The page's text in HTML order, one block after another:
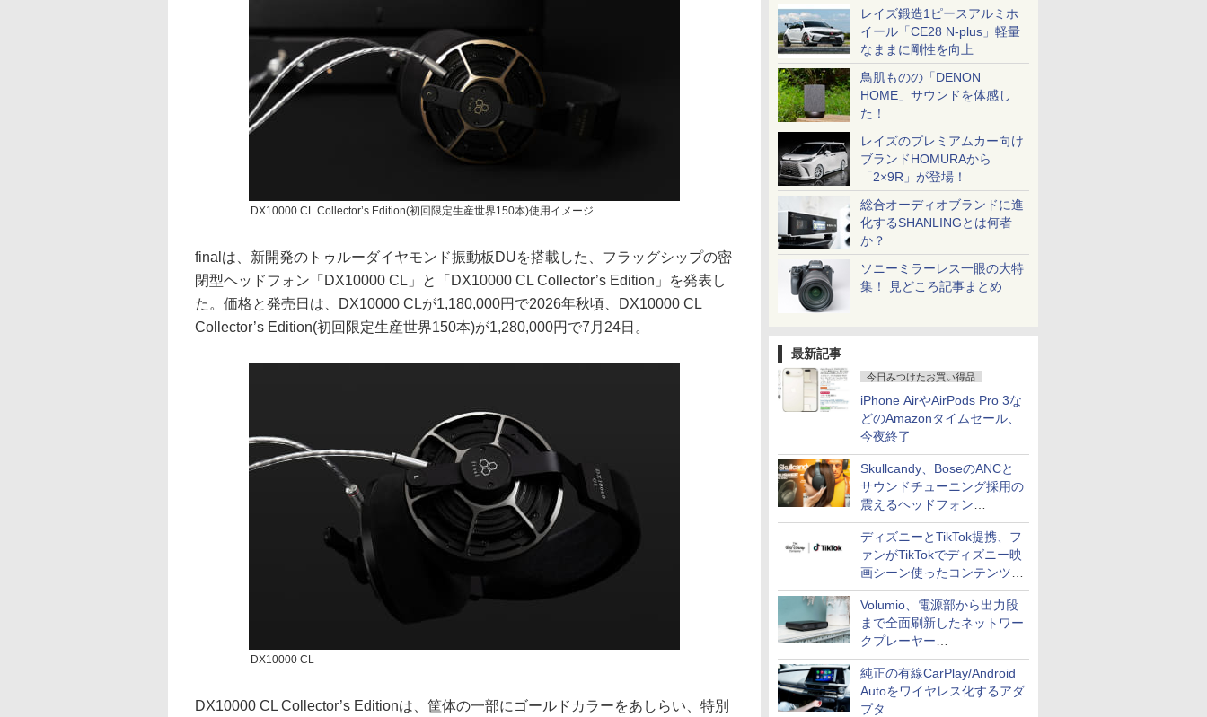
レイズ鍛造1ピースアルミホ
イール「CE28 N-plus」軽量
なままに剛性を向上
鳥肌ものの「DENON
HOME」サウンドを体感し
た！
レイズのプレミアムカー向け
ブランドHOMURAから
「2×9R」が登場！
総合オーディオブランドに進
化するSHANLINGとは何者
か？
ソニーミラーレス一眼の大特
集！ 見どころ記事まとめ
最新記事
今日みつけたお買い得品
iPhone AirやAirPods Pro 3な
どのAmazonタイムセール、
今夜終了
Skullcandy、BoseのANCと
サウンドチューニング採用の
震えるヘッドフォン
「Crusher 1080 ANC」
ディズニーとTikTok提携、フ
ァンがTikTokでディズニー映
画シーン使ったコンテンツ制
作、Disney+にも配信
Volumio、電源部から出力段
まで全面刷新したネットワー
クプレーヤー
「Primo（2026）」
純正の有線CarPlay/Android
Autoをワイヤレス化するアダ
プタ
DX10000 CL Collector’s Edition(初回限定生産世界150本)使用イメージ
finalは、新開発のトゥルーダイヤモンド振動板DUを搭載した、フラッグシップの密
閉型ヘッドフォン「DX10000 CL」と「DX10000 CL Collector’s Edition」を発表し
た。価格と発売日は、DX10000 CLが1,180,000円で2026年秋頃、DX10000 CL
Collector’s Edition(初回限定生産世界150本)が1,280,000円で7月24日。
DX10000 CL
DX10000 CL Collector’s Editionは、筐体の一部にゴールドカラーをあしらい、特別